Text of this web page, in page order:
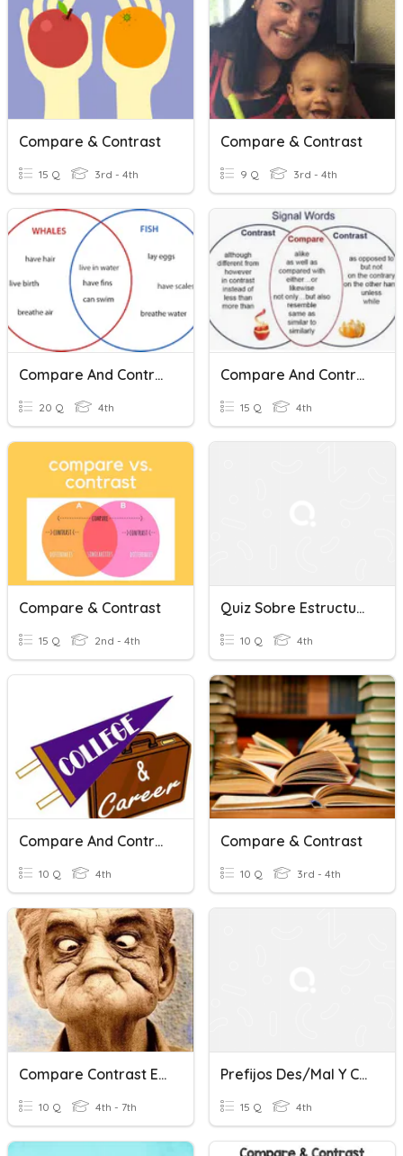
Compare & Contrast
15 Q 3rd - 4th
Compare & Contrast
9 Q 3rd - 4th
Compare And Contrast
20 Q 4th
Compare And Contrast
15 Q 4th
Compare & Contrast
15 Q 2nd - 4th
Quiz Sobre Estructura De Texto, Causa Y Efecto, Problema Y Solución, Secuencia De Eventos Y Comparar Y Contrastar
10 Q 4th
Compare And Contrast
10 Q 4th
Compare & Contrast
10 Q 3rd - 4th
Compare Contrast Essay
10 Q 4th - 7th
Prefijos Des/Mal Y Comparar/Contrastar Examen
15 Q 4th